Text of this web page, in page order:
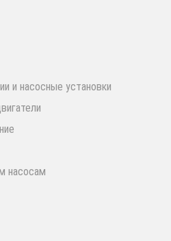
и насосные установки
насосам